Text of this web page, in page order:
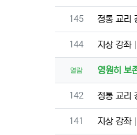
번호
145 정통 교리
번호
144 지상 강좌
열람 영원히 보
번호
142 정통 교리
번호
141 지상 강좌